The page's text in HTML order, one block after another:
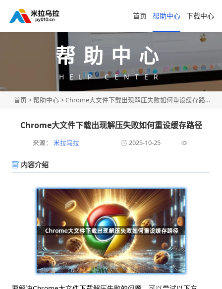
首页 帮助中心 下载中心
帮助中心
HELP CENTER
首页 >帮助中心> Chrome大文件下载出现解压失败如何重设缓存路径
Chrome大文件下载出现解压失败如何重设缓存路径
来源： 米拉乌拉 2025-10-25
内容介绍